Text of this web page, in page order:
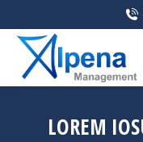
LOREM